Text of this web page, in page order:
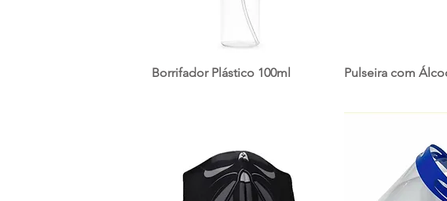
Borrifador Plástico 100ml Pulseira com